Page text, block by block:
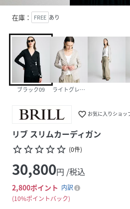
在庫： FREE あり
ブラック09 ライトグレー12
favorite_border お気に入りショッ
リブ スリムカーディガン
star_borderstar_borderstar_borderstar_borderstar_border (0件)
30,800円 /税込
2,800ポイント 内訳
10%ポイントバック